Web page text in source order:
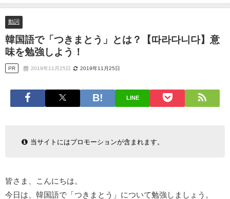
う！
動詞
韓国語で「つきまとう」とは？【따라다니다】意
味を勉強しよう！
PR 2019年11月25日 2019年11月25日
LINE
当サイトにはプロモーションが含まれます。
皆さま、こんにちは。
今日は、韓国語で「つきまとう」について勉強しましょう。